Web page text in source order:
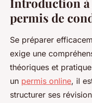
permis de
Se préparer
exige une
théoriques et
un permis online, il
structurer ses